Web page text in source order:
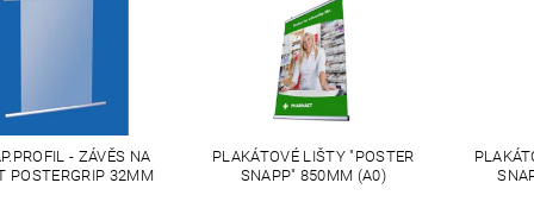
- ZÁVĚS NA
POSTERGRIP 32MM
PLAKÁTOVÉ LIŠTY "POSTER
SNAPP" 850MM (A0)